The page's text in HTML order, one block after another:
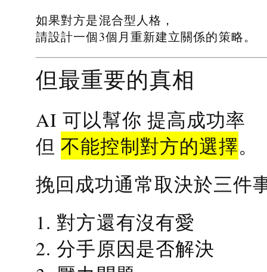
如果對方是混合型人格，
請設計一個3個月重新建立關係的策略。
但最重要的真相
AI 可以幫你 提高成功率
但不能控制對方的選擇。
挽回成功通常取決於三件
1. 對方還有沒有愛
2. 分手原因是否解決